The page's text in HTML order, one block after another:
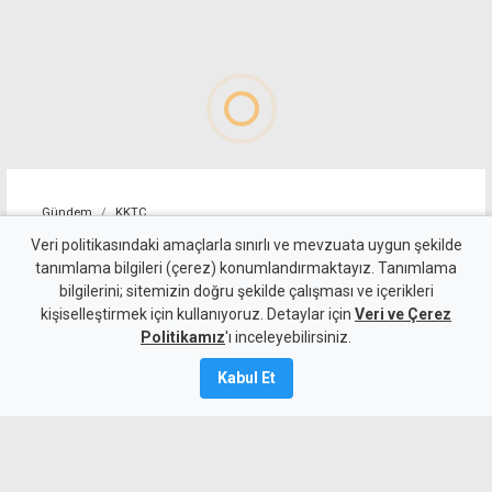
Gündem KKTC
YDP'nin LTB Başkan Adayı
Dr. Özkul Haraç Oldu
6 Ağustos 2026
Veri politikasındaki amaçlarla sınırlı ve mevzuata uygun şekilde
tanımlama bilgileri (çerez) konumlandırmaktayız. Tanımlama
bilgilerini; sitemizin doğru şekilde çalışması ve içerikleri
kişiselleştirmek için kullanıyoruz. Detaylar için Veri ve Çerez
Politikamız'ı inceleyebilirsiniz.
Kabul Et